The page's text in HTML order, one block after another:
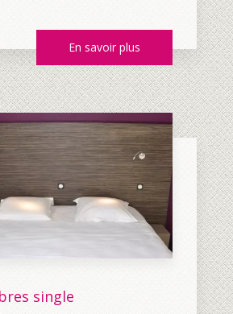
En savoir plus
single